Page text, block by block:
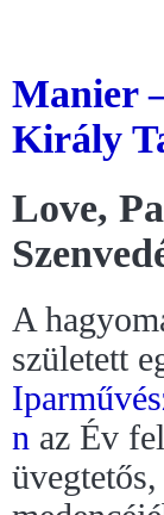
Manier
Király
Love,
A
született
n az Év